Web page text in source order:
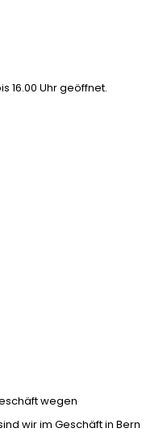
16.00 Uhr geöffnet.
wegen
wir im Geschäft in Bern